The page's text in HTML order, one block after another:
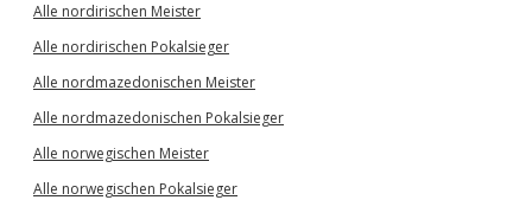
Alle nordirischen Meister
Alle nordirischen Pokalsieger
Alle nordmazedonischen Meister
Alle nordmazedonischen Pokalsieger
Alle norwegischen Meister
Alle norwegischen Pokalsieger